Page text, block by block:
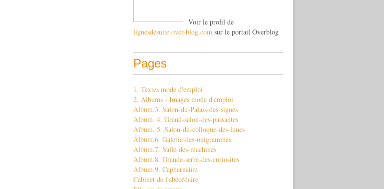
Voir le profil de
lignesdesuite.over-blog.com sur le portail Overblog
Pages
1. Textes mode d'emploi
2. Albums - Images mode d'emploi
Album.3. Salon-du-Palais-des-signes
Album. 4. Grand-salon-des-passantes
Album. 5 .Salon-du-colloque-des-lunes
Album.6. Galerie-des-onigrammes
Album.7. Salle-des-machines
Album.8. Grande-serre-des-curiosites
Album.9. Capharnaüm
Cabinet de l'abécédaire